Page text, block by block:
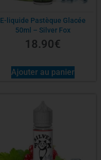
E-liquide Pastèque Glacée
50ml – Silver Fox
18.90€
Ajouter au panier